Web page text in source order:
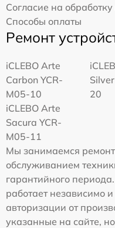
Согласие на
Способы оплаты
Ремонт
iCLEBO Arte
Carbon YCR-
M05-10
20
iCLEBO Arte
Sacura YCR-
M05-11
Мы занимаемся
обслуживанием
гарантийного
работает независимо
авторизации от
указанные на сайте,